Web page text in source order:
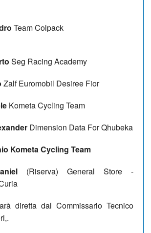
Team Colpack
Seg Racing Academy
Zalf Euromobil Desiree Fior
Kometa Cycling Team
Dimension Data For Qhubeka
Kometa Cycling Team
(Riserva) General Store -
diretta dal Commissario Tecnico